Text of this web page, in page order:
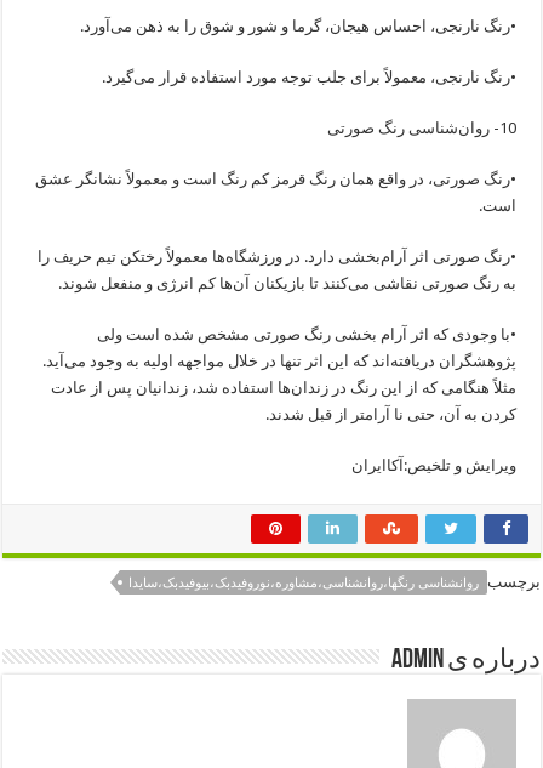
•رنگ نارنجی، احساس هیجان، گرما و شور و شوق را به ذهن می‌آورد.
•رنگ نارنجی، معمولاً برای جلب توجه مورد استفاده قرار می‌گیرد.
10- روان‌شناسی رنگ صورتی
•رنگ صورتی، در واقع همان رنگ قرمز کم رنگ است و معمولاً نشانگر عشق
است.
•رنگ صورتی اثر آرام‌بخشی دارد. در ورزشگاه‌ها معمولاً رختکن تیم حریف را
به رنگ صورتی نقاشی می‌کنند تا بازیکنان آن‌ها کم انرژی و منفعل شوند.
•با وجودی که اثر آرام بخشی رنگ صورتی مشخص شده است ولی
پژوهشگران دریافته‌اند که این اثر تنها در خلال مواجهه اولیه به وجود می‌آید.
مثلاً هنگامی که از این رنگ در زندان‌ها استفاده شد، زندانیان پس از عادت
کردن به آن، حتی نا آرامتر از قبل شدند.
ویرایش و تلخیص:آکاایران
برچسب روانشناسی رنگها،روانشناسی،مشاوره،نوروفیدبک،بیوفیدبک،سایدا
درباره ی admin